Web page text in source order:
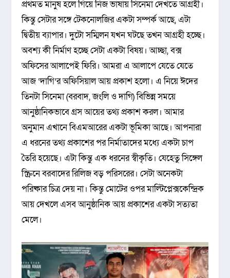
প্রথমত মানুষ হলে গিয়ে নিজ ভাষায় সিনেমা দেখতে আগ্রহী।
কিন্তু সেটার সঙ্গে টেকনোলজির একটা সম্পর্ক আছে, এটা
দ্বিতীয় ব্যাপার। দুটো সম্মিলন যখন ঘটছে তখন আগ্রহী হচ্ছে।
অবশ্য কী নির্মাণ হচ্ছে সেটা একটা বিষয়। আচ্ছা, বক্স
অফিসের আলাপেই ফিরি। আমরা এ আলাপে যেতে যেতে
আজ ‘দাগি’র অফিসিয়াল আয় প্রকাশ হলো। এ নিয়ে ঈদের
তিনটা সিনেমা (বরবাদ, জংলি ও দাগি) বিভিন্ন সময়ে
আনুষ্ঠানিকভাবে গ্রস আয়ের তথ্য প্রকাশ করল। আমার
অনুমান এখানে বিএমআরের একটা ভূমিকা আছে। আপনারা
এ ধরনের তথ্য প্রকাশের পর নির্মাতাদের মধ্যে একটা চাপ
তৈরি হয়েছে। এটা কিন্তু এক ধরনের স্বীকৃতি। যেহেতু সিঙ্গেল
স্ক্রিনে বরবাদের রিলিজ বড় পরিসরের। সেটা অনেকটা
পরিষ্কার চিত্র দেয় না। কিন্তু মোটের ওপর মাল্টিপ্লেক্সকেন্দ্রিক
আয় দেখলে এসব আনুষ্ঠানিক আয় প্রকাশের একটা সত্যতা
মেলে।